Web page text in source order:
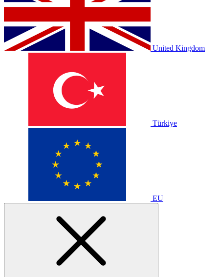
United Kingdom
Türkiye
EU